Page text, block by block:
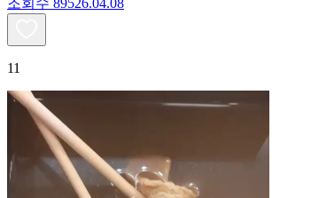
조회수 89526.04.08
11